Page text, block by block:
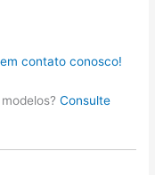
contato conosco!
modelos?Consulte